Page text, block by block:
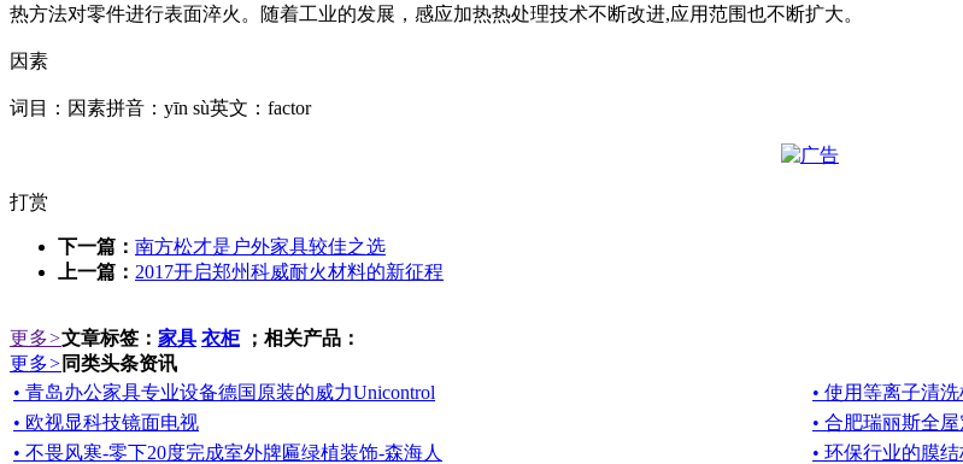
热方法对零件进行表面淬火。随着工业的发展，感应加热热处理技术不断改进,应用范围也不断扩大。
因素
词目：因素拼音：yīn sù英文：factor
打赏
下一篇： 南方松才是户外家具较佳之选
上一篇： 2017开启郑州科威耐火材料的新征程
更多>文章标签： 家具 衣柜；相关产品：
更多> 同类头条资讯
• 青岛办公家具专业设备德国原装的威力Unicontrol
• 使用等离子清
• 欧视显科技镜面电视
• 合肥瑞丽斯全
• 不畏风寒-零下20度完成室外牌匾绿植装饰-森海人
• 环保行业的膜结